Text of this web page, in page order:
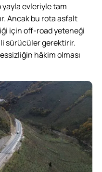
yayla evleriyle tam
Ancak bu rota asfalt
için off-road yeteneği
sürücüler gerektirir.
hâkim olması